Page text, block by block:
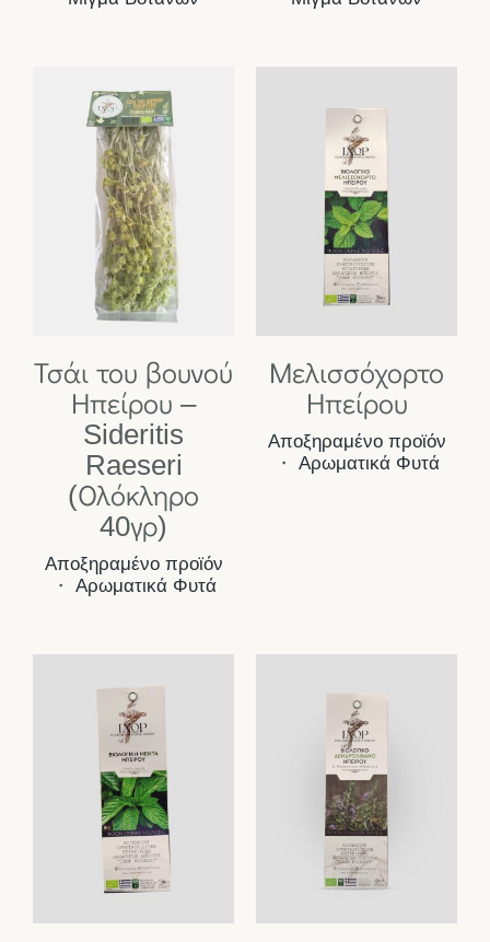
Τσάι του βουνού
Ηπείρου –
Sideritis
Raeseri
(Ολόκληρο
40γρ)
Αποξηραμένο προϊόν
・ Αρωματικά Φυτά
Μελισσόχορτο
Ηπείρου
Αποξηραμένο προϊόν
・ Αρωματικά Φυτά